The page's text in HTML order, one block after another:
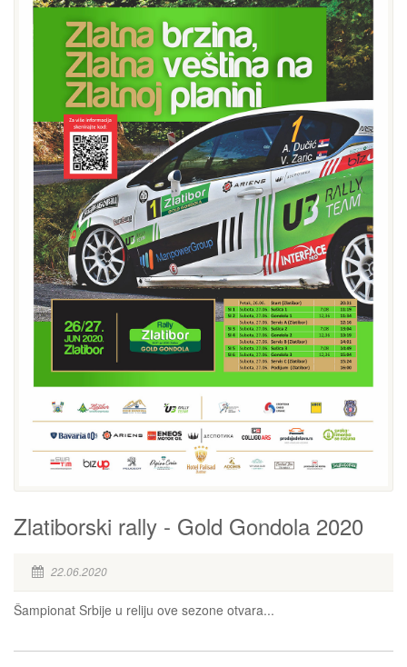
Zlatiborski rally - Gold Gondola 2020
22.06.2020
Šampionat Srbije u reliju ove sezone otvara...